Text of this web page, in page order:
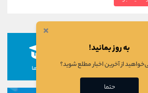
لیست سهام ها دوره ها
×
به روز بمانید!
از آخرین اخبار مطلع شوید؟
حتما